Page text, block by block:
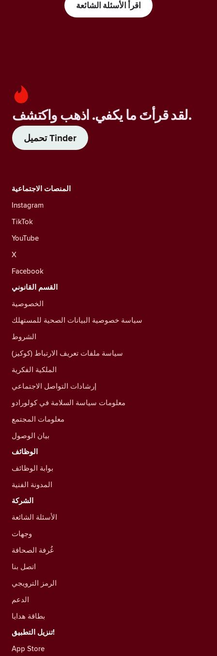
اقرأ الأسئلة الشائعة
لقد قرأتَ ما يكفي. اذهب واكتشف.
تحميل Tinder
المنصات الاجتماعية
Instagram
TikTok
YouTube
X
Facebook
القسم القانوني
الخصوصية
سياسة خصوصية البيانات الصحية للمستهلك
الشروط
سياسة ملفات تعريف الارتباط (كوكيز)
الملكية الفكرية
إرشادات التواصل الاجتماعي
معلومات سياسة السلامة في كولورادو
معلومات المجتمع
بيان الوصول
الوظائف
بوابة الوظائف
المدونة الفنية
الشركة
الأسئلة الشائعة
وجهات
غُرفة الصحافة
اتصل بنا
الرمز الترويجي
الدعم
بطاقة هدايا
تنزيل التطبيق!
App Store